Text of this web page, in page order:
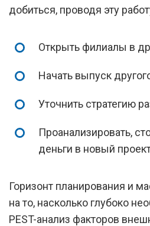
добиться, проводя эту
Открыть филиалы в
Начать выпуск
Уточнить стратегию
Проанализировать,
деньги в новый
Горизонт планирования и
на то, насколько глубоко
PEST-анализ факторов